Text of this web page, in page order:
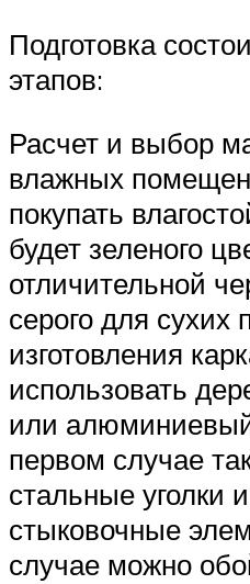
Подготовка
этапов:
Расчет и выбор
влажных
покупать
будет зеленого
отличительной
серого для
изготовления
использовать
или
первом случае
стальные уголки
стыковочные
случае можно